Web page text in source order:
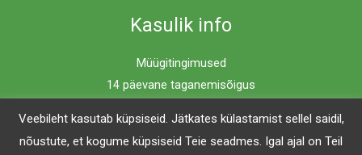
Kasulik info
Müügitingimused
14 päevane taganemisõigus
Veebileht kasutab küpsiseid. Jätkates külastamist sellel saidil,
nõustute, et kogume küpsiseid Teie seadmes. Igal ajal on Teil